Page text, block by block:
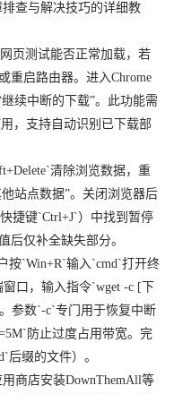
查与解决技巧的详细教
页测试能否正常加载，若
重启路由器。进入Chrome
续中断的下载”。此功能需
，支持自动识别已下载部
清除浏览数据，重
站点数据”。关闭浏览器后
捷键`Ctrl+J`）中找到暂停
后仅补全缺失部分。
按`Win+R`输入`cmd`打开终
窗口，输入指令`wget -c [下
参数`-c`专门用于恢复中断
防止过度占用带宽。完
后缀的文件）。
商店安装DownThemAll等